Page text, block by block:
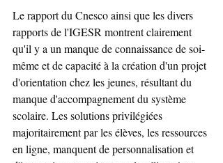
Le rapport du Cnesco ainsi que les divers
rapports de l'IGESR montrent clairement
qu'il y a un manque de connaissance de soi-
même et de capacité à la création d'un projet
d'orientation chez les jeunes, résultant du
manque d'accompagnement du système
scolaire. Les solutions privilégiées
majoritairement par les élèves, les ressources
en ligne, manquent de personnalisation et